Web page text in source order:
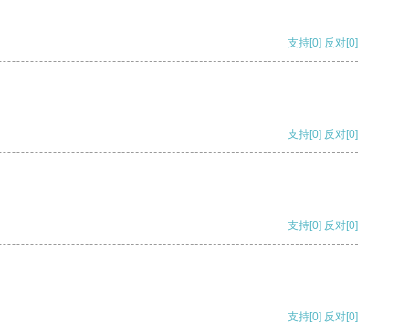
支持[0] 反对[0]
支持[0] 反对[0]
支持[0] 反对[0]
支持[0] 反对[0]